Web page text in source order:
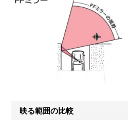
映る範囲の比較